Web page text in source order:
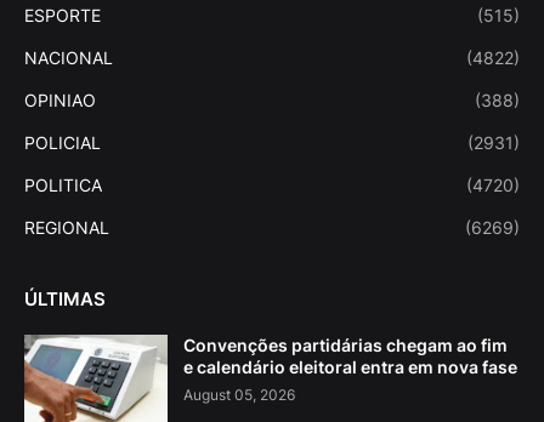
ESPORTE (515)
NACIONAL (4822)
OPINIAO (388)
POLICIAL (2931)
POLITICA (4720)
REGIONAL (6269)
ÚLTIMAS
Convenções partidárias chegam ao fim
e calendário eleitoral entra em nova fase
August 05, 2026